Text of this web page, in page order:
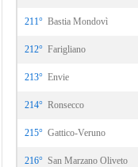
211° Bastia Mondovì
212° Farigliano
213° Envie
214° Ronsecco
215° Gattico-Veruno
216° San Marzano Oliveto